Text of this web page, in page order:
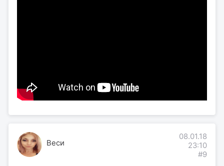
Веси
08.01.18
23:10
#9